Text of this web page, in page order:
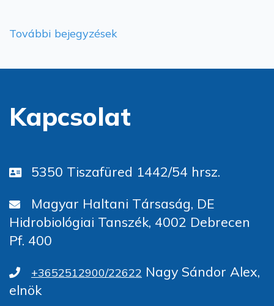
További bejegyzések
Kapcsolat
5350 Tiszafüred 1442/54 hrsz.
Magyar Haltani Társaság, DE
Hidrobiológiai Tanszék, 4002 Debrecen
Pf. 400
+3652512900/22622 Nagy Sándor Alex,
elnök